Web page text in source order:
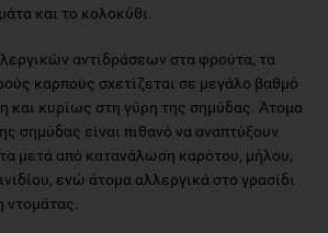
και το κολοκύθι.
αντιδράσεων στα φρούτα, τα
καρπούς σχετίζεται σε μεγάλο βαθμό
και κυρίως στη γύρη της σημύδας. Άτομα
σημύδας είναι πιθανό να αναπτύξουν
μετά από κατανάλωση καρότου, μήλου,
ενώ άτομα αλλεργικά στο γρασίδι